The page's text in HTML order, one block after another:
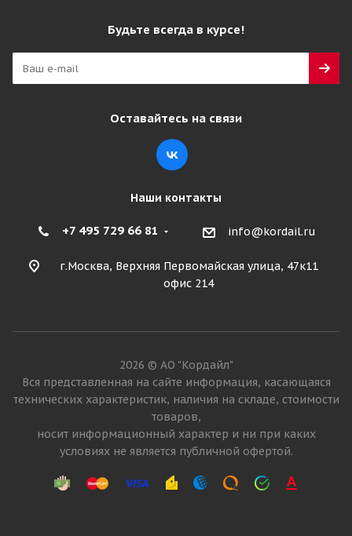
Будьте всегда в курсе!
Оставайтесь на связи
Наши контакты
+7 495 729 66 81 info@kordail.ru
г.Москва, Верхняя Первомайская улица, 47к11
офис 214
2026 © АО "Кордайл"
Вся представленная на сайте информация, касающаяся
технических характеристик, наличия на складе, стоимости
товаров,
носит информационный характер и ни при каких
условиях не является публичной офертой.